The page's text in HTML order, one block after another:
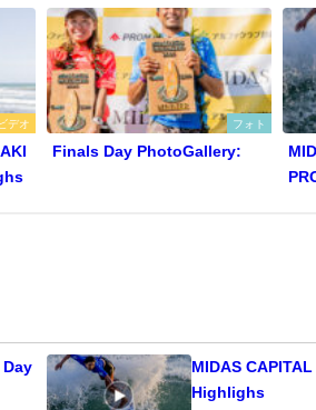
ビデオ フォト
Finals Day PhotoGallery:
Day
MIDAS
Highlighs